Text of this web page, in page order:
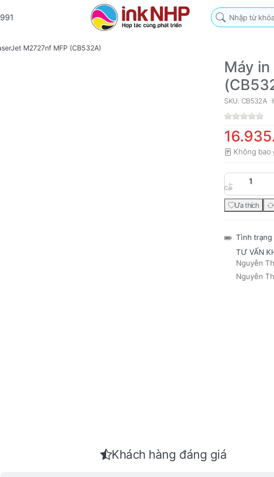
Nhập từ khóa tìm
M2727nf MFP (CB532A)
Máy
SKU: CB532A
Không bao
Cái
Ưa thích
Tình trạng
TƯ VẤN
Nguyễn
Nguyễn
Khách hàng đáng giá